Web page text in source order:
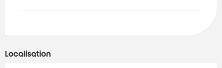
Localisation